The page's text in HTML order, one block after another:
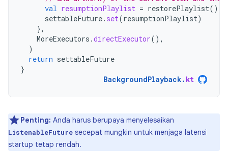
val resumptionPlaylist = restorePlaylist()
settableFuture. set(resumptionPlaylist)
},
MoreExecutors .directExecutor(),
)
return settableFuture
}
BackgroundPlayback. kt
Penting: Anda harus berupaya menyelesaikan
ListenableFuture secepat mungkin untuk menjaga latensi
startup tetap rendah.